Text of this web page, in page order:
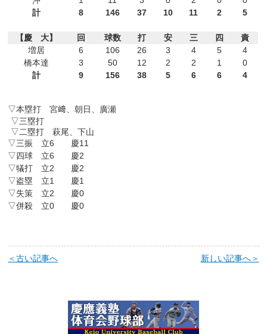
計
8 146 37 10 11 2 5
【慶 大】 回 球数 打 安 三 四
責
増居
6 106 26 3 4 5
4
橋本達
3 50 12 2 2 1
0
計
9 156 38 5 6 6 4
▽本塁打 宮﨑、朝日、廣瀬
▽三塁打
▽二塁打 萩尾、下山
▽三振 立6 慶11
▽四球 立6 慶2
▽犠打 立2 慶2
▽盗塁 立1 慶1
▽失策 立2 慶0
▽併殺 立0 慶0
＜古い記事へ 新しい記事へ＞